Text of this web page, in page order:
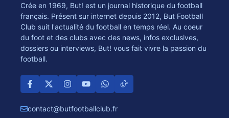
Crée en 1969, But! est un journal historique du football
français. Présent sur internet depuis 2012, But Football
Club suit l'actualité du football en temps réel. Au coeur
du foot et des clubs avec des news, infos exclusives,
dossiers ou interviews, But! vous fait vivre la passion du
football.
contact@butfootballclub.fr